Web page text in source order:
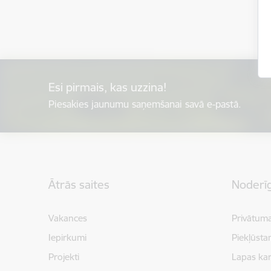
Esi pirmais, kas uzzina!
Piesakies jaunumu saņemšanai savā e-pastā.
Ātrās saites
Vakances
Iepirkumi
Projekti
Lapas